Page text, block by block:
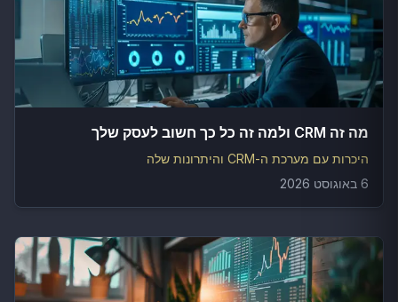
מה זה CRM ולמה זה כל כך חשוב לעסק שלך
היכרות עם מערכת ה-CRM והיתרונות שלה
6 באוגוסט 2026